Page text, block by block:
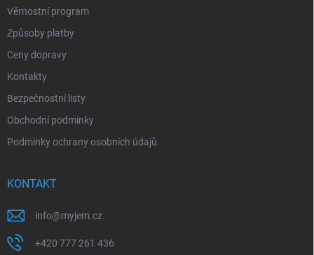
Věrnostní program
Způsoby platby
Ceny dopravy
Kontakty
Bezpečnostní listy
Obchodní podmínky
Podmínky ochrany osobních údajů
KONTAKT
info@myjem.cz
+420 777 261 436